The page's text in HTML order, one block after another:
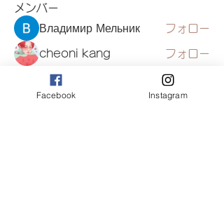
メンバー
Владимир Мельник
フォロー
cheoni kang フォロー
jeckadem
jeckadem フォロー
フォロー
Facebook Instagram